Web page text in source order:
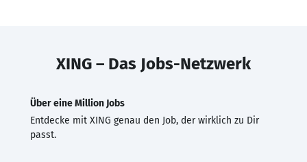
XING – Das Jobs-Netzwerk
Über eine Million Jobs
Entdecke mit XING genau den Job, der wirklich zu Dir
passt.